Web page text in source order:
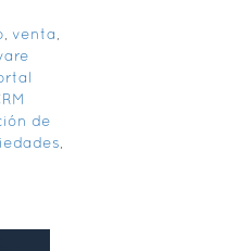
, venta,
de
,